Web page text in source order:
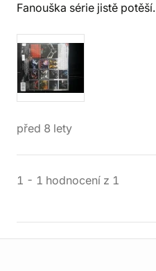
Fanouška série jistě potěší.
před 8 lety
1 - 1 hodnocení z 1